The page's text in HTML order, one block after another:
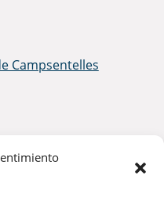
Campsentelles